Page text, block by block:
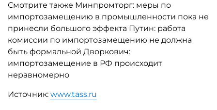
Смотрите также Минпромторг: меры по
импортозамещению в промышленности пока не
принесли большого эффекта Путин: работа
комиссии по импортозамещению не должна
быть формальной Дворкович:
импортозамещение в РФ происходит
неравномерно
Источник: www.tass.ru